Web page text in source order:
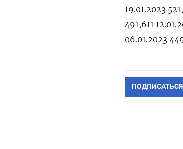
19.01.2023
491,611
06.01.2023